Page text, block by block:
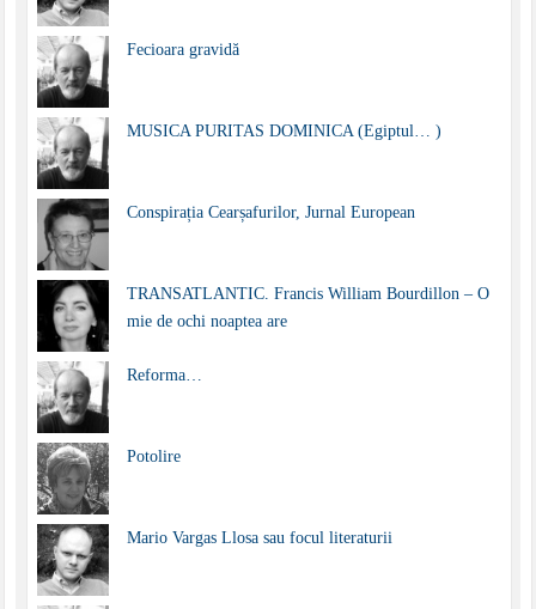
Fecioara gravidă
MUSICA PURITAS DOMINICA (Egiptul… )
Conspirația Cearșafurilor, Jurnal European
TRANSATLANTIC. Francis William Bourdillon – O
mie de ochi noaptea are
Reforma…
Potolire
Mario Vargas Llosa sau focul literaturii